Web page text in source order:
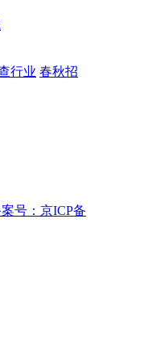
行业 春秋招
号：京ICP备